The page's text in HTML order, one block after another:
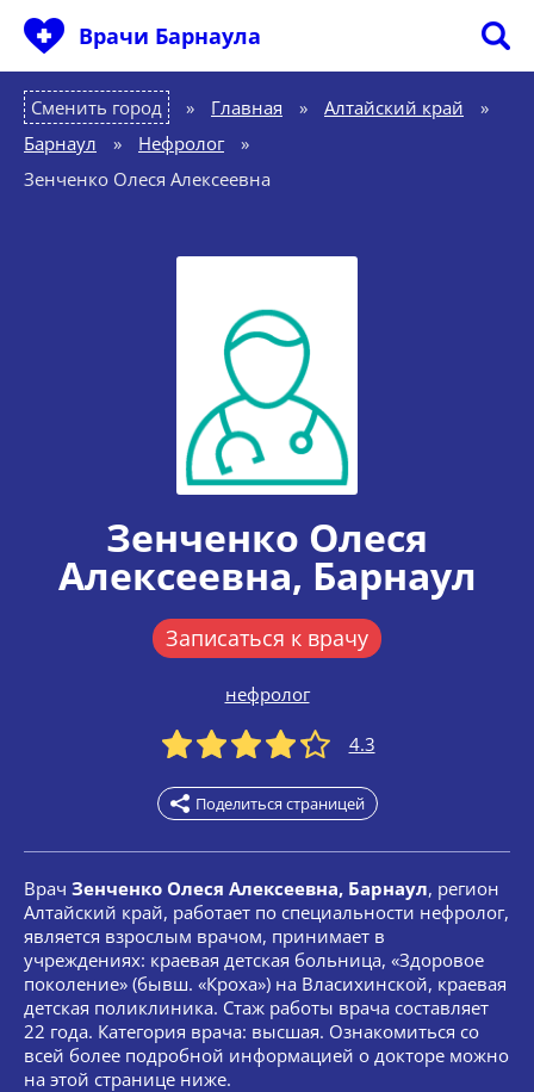
Врачи Барнаула
Сменить город Главная » Алтайский край
»
Барнаул
» Нефролог
»
Зенченко Олеся Алексеевна
Зенченко Олеся
Алексеевна, Барнаул
Записаться к врачу
нефролог
4.3
Поделиться страницей
Врач Зенченко Олеся Алексеевна, Барнаул, регион
Алтайский край, работает по специальности нефролог,
является взрослым врачом, принимает в
учреждениях: краевая детская больница, «Здоровое
поколение» (бывш. «Кроха») на Власихинской, краевая
детская поликлиника. Стаж работы врача составляет
22 года. Категория врача: высшая. Ознакомиться со
всей более подробной информацией о докторе можно
на этой странице ниже.